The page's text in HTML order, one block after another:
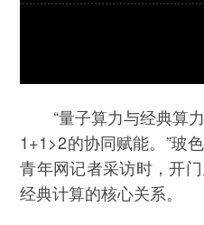
“量子算力与经典算力
1+1>2的协同赋能。”玻
青年网记者采访时，开
经典计算的核心关系。